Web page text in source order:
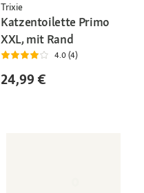
Trixie
Katzentoilette Primo
XXL, mit Rand
4.0 (4)
24,99 €